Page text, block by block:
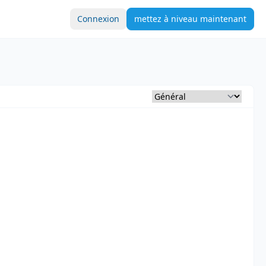
Connexion mettez à niveau maintenant